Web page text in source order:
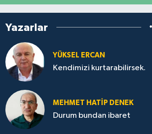
Yazarlar
YÜKSEL ERCAN
Kendimizi kurtarabilirsek.
MEHMET HATİP DENEK
Durum bundan ibaret